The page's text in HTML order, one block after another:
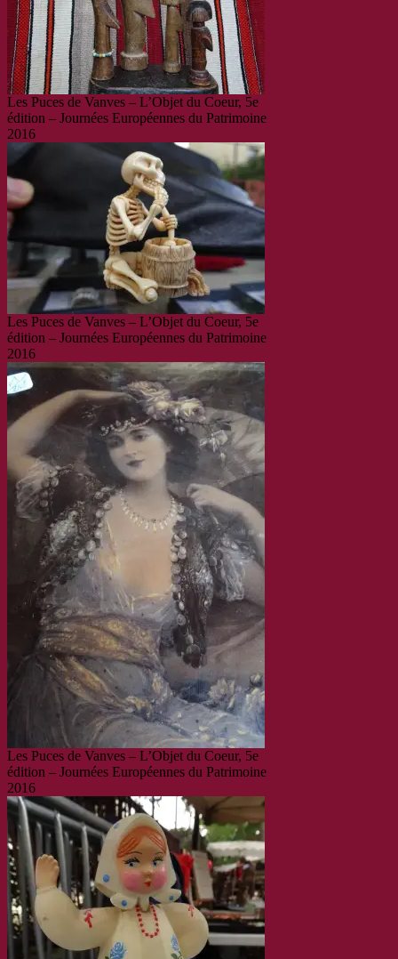
Les Puces de Vanves – L’Objet du Coeur, 5e
édition – Journées Européennes du Patrimoine
2016
Les Puces de Vanves – L’Objet du Coeur, 5e
édition – Journées Européennes du Patrimoine
2016
Les Puces de Vanves – L’Objet du Coeur, 5e
édition – Journées Européennes du Patrimoine
2016